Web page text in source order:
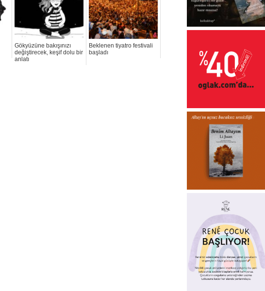
Gökyüzüne bakışınızı
değiştirecek, keşif dolu bir
anlatı
Beklenen tiyatro festivali
başladı